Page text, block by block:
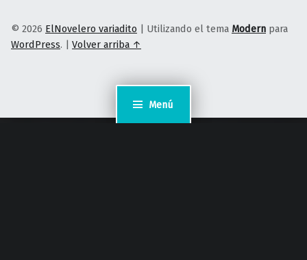
Menú
© 2026 ElNovelero variadito | Utilizando el tema Modern para
WordPress. | Volver arriba ↑